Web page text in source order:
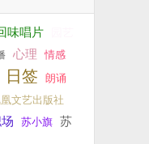
味唱片
心理 情感
日签 朗诵
文艺出版社
苏小旗
苏